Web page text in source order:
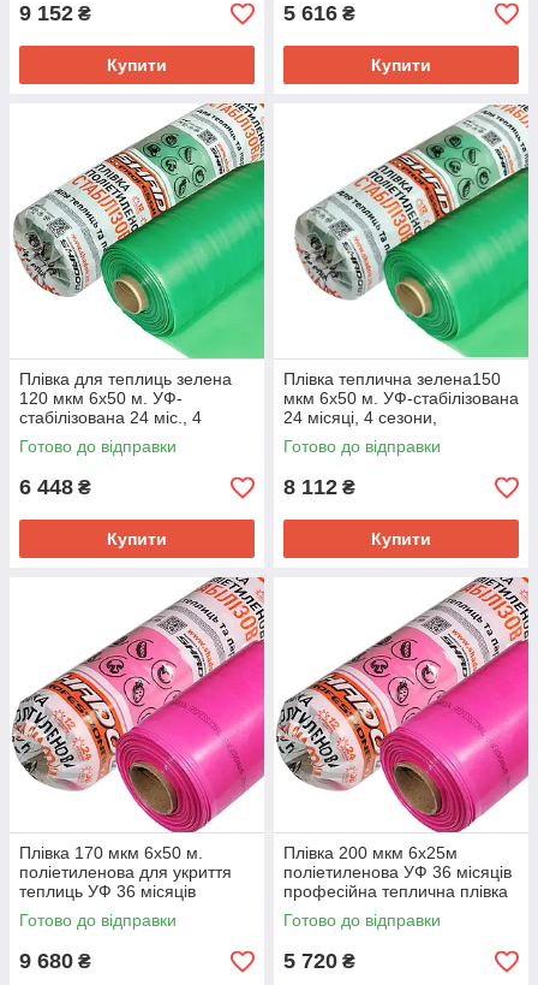
9 152 ₴
Купити
5 616 ₴
Купити
Плівка для теплиць зелена
120 мкм 6х50 м. УФ-
стабілізована 24 міс., 4
сезони
Готово до відправки
6 448 ₴
Купити
Плівка теплична зелена150
мкм 6х50 м. УФ-стабілізована
24 місяці, 4 сезони,
Готово до відправки
8 112 ₴
Купити
Плівка 170 мкм 6х50 м.
поліетиленова для укриття
теплиць УФ 36 місяців
Готово до відправки
9 680 ₴
Плівка 200 мкм 6х25м
поліетиленова УФ 36 місяців
професійна теплична плівка
Готово до відправки
5 720 ₴